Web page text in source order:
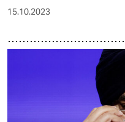
15.10.2023